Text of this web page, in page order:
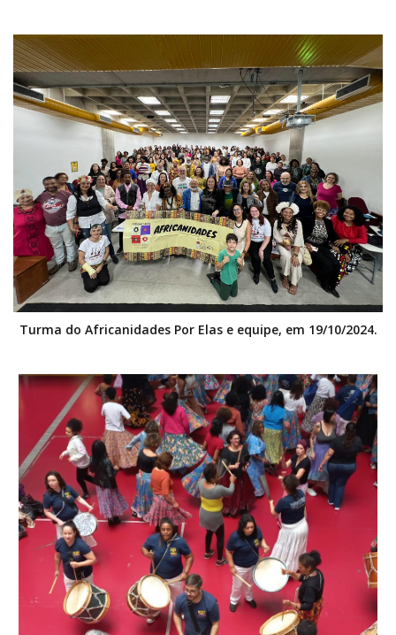
Turma do Africanidades Por Elas e equipe, em 19/10/2024.